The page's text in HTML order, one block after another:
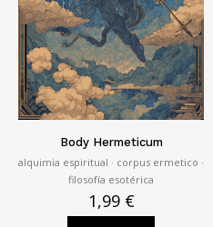
Body Hermeticum
alquimia espiritual · corpus ermetico ·
filosofía esotérica
1,99 €